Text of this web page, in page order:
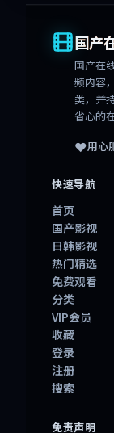
国产
国产在
频内容
类，并
省心的
❤️用心
快速导航
首页
国产影视
日韩影视
热门精选
免费观看
分类
VIP会员
收藏
登录
注册
搜索
免责声明